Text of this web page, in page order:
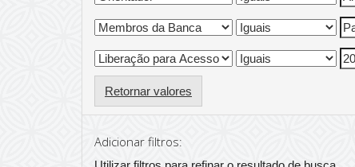
Retornar valores
Adicionar filtros: